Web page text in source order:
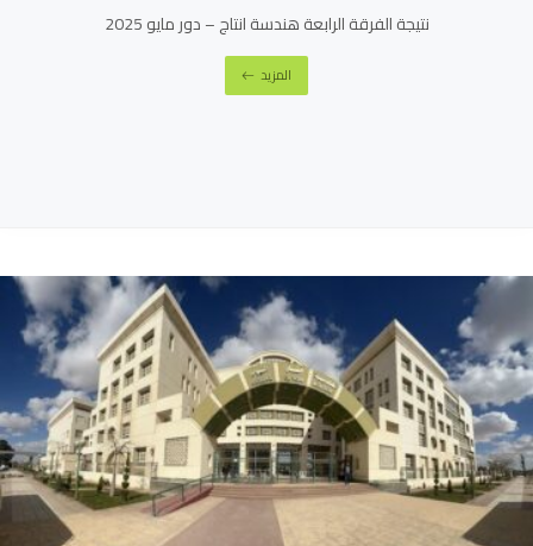
نتيجة الفرقة الرابعة هندسة انتاج – دور مايو 2025
المزيد